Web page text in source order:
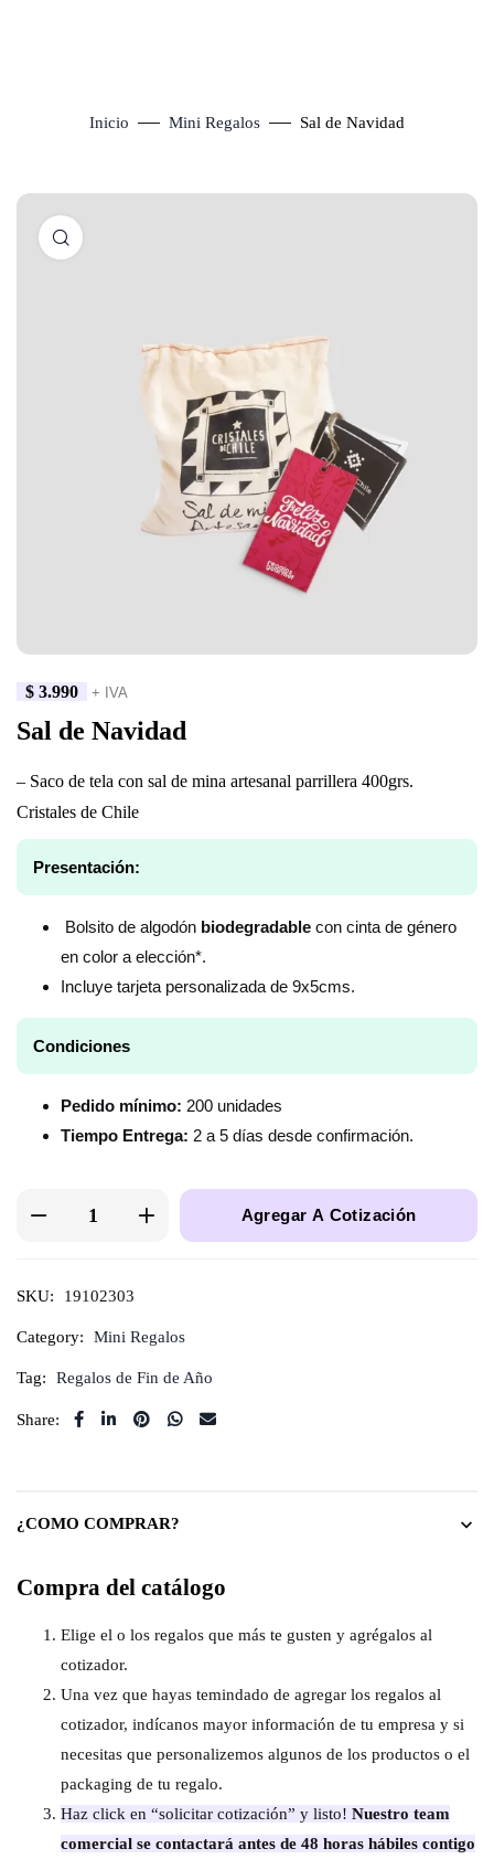
Inicio Mini Regalos Sal de Navidad
$ 3.990 + IVA
Sal de Navidad
– Saco de tela con sal de mina artesanal parrillera 400grs.
Cristales de Chile
Presentación:
Bolsito de algodón biodegradable con cinta de género
en color a elección*.
Incluye tarjeta personalizada de 9x5cms.
Condiciones
Pedido mínimo: 200 unidades
Tiempo Entrega: 2 a 5 días desde confirmación.
Agregar A Cotización
SKU: 19102303
Category: Mini Regalos
Tag: Regalos de Fin de Año
Share:
¿COMO COMPRAR?
Compra del catálogo
Elige el o los regalos que más te gusten y agrégalos al
cotizador.
Una vez que hayas temindado de agregar los regalos al
cotizador, indícanos mayor información de tu empresa y si
necesitas que personalizemos algunos de los productos o el
packaging de tu regalo.
Haz click en “solicitar cotización” y listo! Nuestro team
comercial se contactará antes de 48 horas hábiles contigo